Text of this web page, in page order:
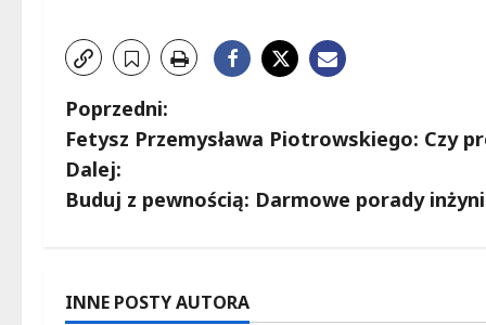
Z
o
b
c
Poprzedni:
Fetysz Przemysława Piotrowskiego: Czy
Dalej:
Buduj z pewnością: Darmowe porady
INNE POSTY AUTORA